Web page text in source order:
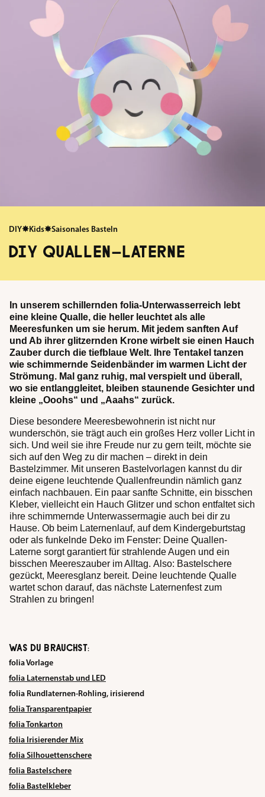
DIY✸Kids✸Saisonales Basteln
DIY QUALLEN-LATERNE
WAS DU BRAUCHST:
folia Vorlage
folia Laternenstab und LED
folia Rundlaternen-Rohling, irisierend
folia Transparentpapier
folia Tonkarton
folia Irisierender Mix
folia Silhouettenschere
folia Bastelschere
folia Bastelkleber
In unserem schillernden folia-Unterwasserreich lebt
eine kleine Qualle, die heller leuchtet als alle
Meeresfunken um sie herum. Mit jedem sanften Auf
und Ab ihrer glitzernden Krone wirbelt sie einen Hauch
Zauber durch die tiefblaue Welt. Ihre Tentakel tanzen
wie schimmernde Seidenbänder im warmen Licht der
Strömung. Mal ganz ruhig, mal verspielt und überall,
wo sie entlanggleitet, bleiben staunende Gesichter und
kleine „Ooohs“ und „Aaahs“ zurück.
Diese besondere Meeresbewohnerin ist nicht nur
wunderschön, sie trägt auch ein großes Herz voller Licht in
sich. Und weil sie ihre Freude nur zu gern teilt, möchte sie
sich auf den Weg zu dir machen – direkt in dein
Bastelzimmer. Mit unseren Bastelvorlagen kannst du dir
deine eigene leuchtende Quallenfreundin nämlich ganz
einfach nachbauen. Ein paar sanfte Schnitte, ein bisschen
Kleber, vielleicht ein Hauch Glitzer und schon entfaltet sich
ihre schimmernde Unterwassermagie auch bei dir zu
Hause. Ob beim Laternenlauf, auf dem Kindergeburtstag
oder als funkelnde Deko im Fenster: Deine Quallen-
Laterne sorgt garantiert für strahlende Augen und ein
bisschen Meereszauber im Alltag. Also: Bastelschere
gezückt, Meeresglanz bereit. Deine leuchtende Qualle
wartet schon darauf, das nächste Laternenfest zum
Strahlen zu bringen!